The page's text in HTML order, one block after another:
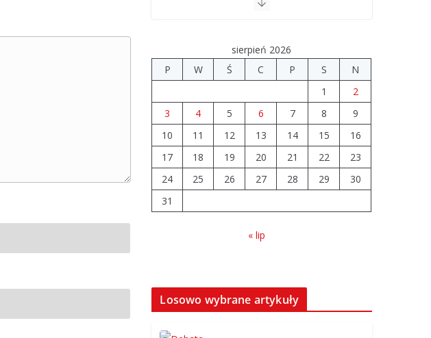
sierpień 2026
P
W Ś C P S
N
1
2
3
4 5 6 7 8
9
10
11 12 13 14 15
16
17
18 19 20 21 22
23
24
25 26 27 28 29
30
31
« lip
Losowo wybrane artykuły